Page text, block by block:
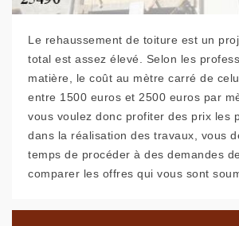
Le rehaussement de toiture est un
total est assez élevé. Selon les
matière, le coût au mètre carré de
entre 1500 euros et 2500 euros par
vous voulez donc profiter des prix les
dans la réalisation des travaux, vous
temps de procéder à des demandes
comparer les offres qui vous sont